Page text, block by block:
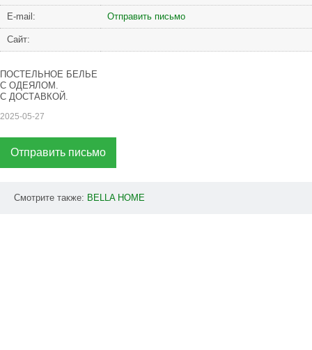
Е-mail: Отправить письмо
Сайт:
ПОСТЕЛЬНОЕ БЕЛЬЕ
С ОДЕЯЛОМ.
С ДОСТАВКОЙ.
2025-05-27
Отправить письмо
Смотрите также: BELLA HOME